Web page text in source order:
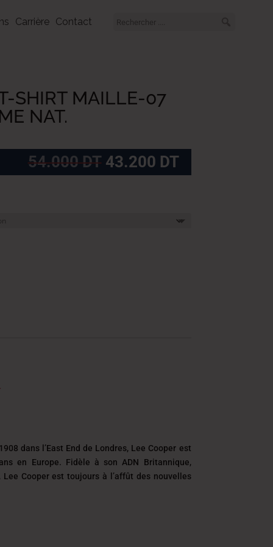
Carrière Contact
SHIRT MAILLE-07
NAT.
54.000DT Le
prix
43.200 DTLe
prix
43.200
dans l’East End de Londres, Lee Cooper est
en Europe. Fidèle à son ADN Britannique,
Cooper est toujours à l’affût des nouvelles